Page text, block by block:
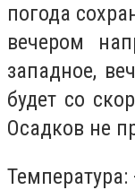
погода
вечером
западное,
будет со
Осадков не
Температура: